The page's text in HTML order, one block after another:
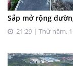
Sắp mở rộng
21:29 | Thứ năm,